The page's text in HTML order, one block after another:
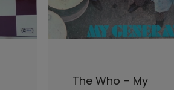
The Who – My
POWIADOM O